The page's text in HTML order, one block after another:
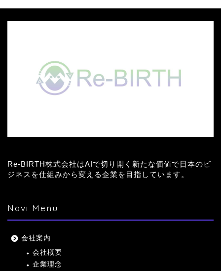
Re-BIRTH株式会社はAIで切り開く新たな価値で日本のビ
ジネスを仕組みから変える企業を目指しています。
Navi Menu
会社案内
会社概要
企業理念